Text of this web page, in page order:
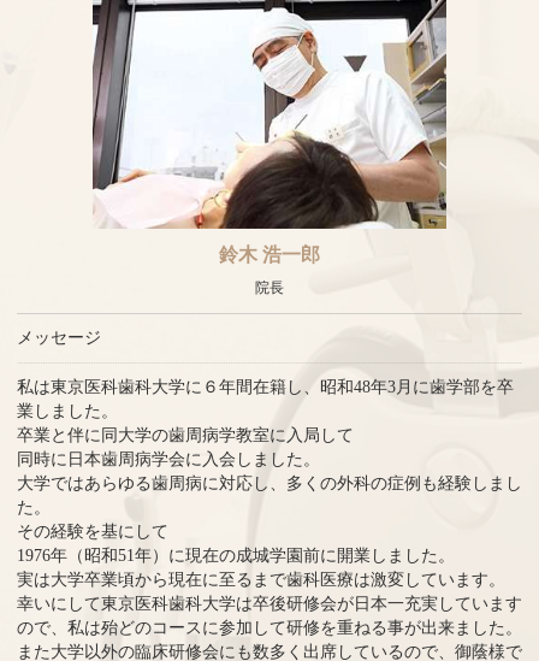
鈴木 浩一郎
院長
メッセージ
私は東京医科歯科大学に６年間在籍し、昭和48年3月に歯学部を卒
業しました。
卒業と伴に同大学の歯周病学教室に入局して
同時に日本歯周病学会に入会しました。
大学ではあらゆる歯周病に対応し、多くの外科の症例も経験しまし
た。
その経験を基にして
1976年（昭和51年）に現在の成城学園前に開業しました。
実は大学卒業頃から現在に至るまで歯科医療は激変しています。
幸いにして東京医科歯科大学は卒後研修会が日本一充実しています
ので、私は殆どのコースに参加して研修を重ねる事が出来ました。
また大学以外の臨床研修会にも数多く出席しているので、御蔭様で